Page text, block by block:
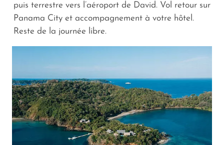
puis terrestre vers l’aéroport de David. Vol retour sur
Panama City et accompagnement à votre hôtel.
Reste de la journée libre.